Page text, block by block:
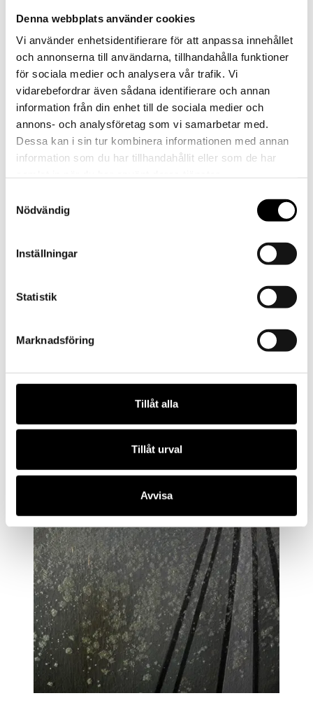
Denna webbplats använder cookies
Vi använder enhetsidentifierare för att anpassa innehållet
och annonserna till användarna, tillhandahålla funktioner
för sociala medier och analysera vår trafik. Vi
vidarebefordrar även sådana identifierare och annan
information från din enhet till de sociala medier och
annons- och analysföretag som vi samarbetar med.
Dessa kan i sin tur kombinera informationen med annan
information som du har tillhandahållit eller som de har
Nödvändig
Inställningar
Statistik
Marknadsföring
Tillåt alla
Tillåt urval
Avvisa
preventiva åtgärder säkerställs att slottets
textilföremål kan fortsätta att visas för besökare,
samtidigt som de kan bevaras för framtida
generationer. Vi använder skonsamma och
välbeprövade metoder och material för att rengöra
och förstärka, alltid med respekt för föremålens
historia och kulturhistoriska värde.
Östergötlands museum kan också bistå kyrkor,
privatpersoner, hembygdsföreningar med mera när
montering och utställning av textilier. Välkommen
att kontakta oss!